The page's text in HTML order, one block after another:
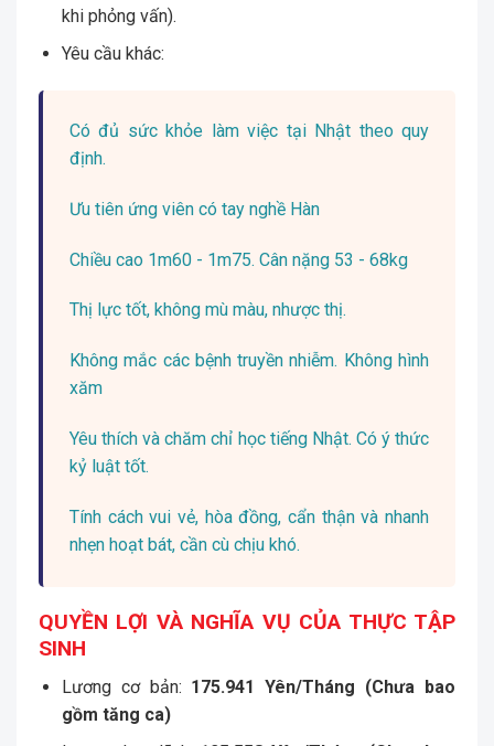
khi phỏng vấn).
Yêu cầu khác:
Có đủ sức khỏe làm việc tại Nhật theo quy
định.
Ưu tiên ứng viên có tay nghề Hàn
Chiều cao 1m60 - 1m75. Cân nặng 53 - 68kg
Thị lực tốt, không mù màu, nhược thị.
Không mắc các bệnh truyền nhiễm. Không hình
xăm
Yêu thích và chăm chỉ học tiếng Nhật. Có ý thức
kỷ luật tốt.
Tính cách vui vẻ, hòa đồng, cẩn thận và nhanh
nhẹn hoạt bát, cần cù chịu khó.
QUYỀN LỢI VÀ NGHĨA VỤ CỦA THỰC TẬP
SINH
Lương cơ bản: 175.941Yên/Tháng (Chưa bao
gồm tăng ca)